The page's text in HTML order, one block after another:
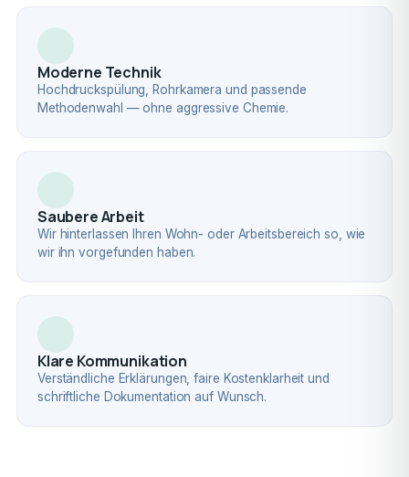
Moderne Technik
Hochdruckspülung, Rohrkamera und passende
Methodenwahl — ohne aggressive Chemie.
Saubere Arbeit
Wir hinterlassen Ihren Wohn- oder Arbeitsbereich so, wie
wir ihn vorgefunden haben.
Klare Kommunikation
Verständliche Erklärungen, faire Kostenklarheit und
schriftliche Dokumentation auf Wunsch.